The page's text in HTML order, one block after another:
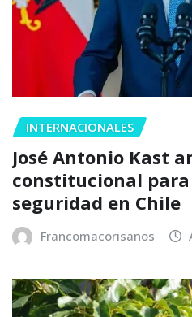
INTERNACIONALES
José Antonio Kast
constitucional
seguridad en Chile
Francomacorisanos